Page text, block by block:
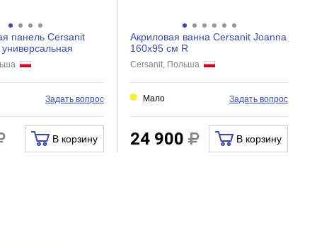
панель Cersanit
Задать вопрос
В корзину
Акриловая ванна Cersanit Joanna
160x95 см R
Cersanit, Польша
Мало Задать вопрос
24 900 В корзину